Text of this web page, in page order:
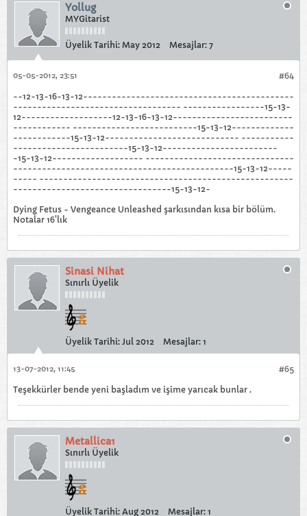
Yollug
MYGitarist
Üyelik Tarihi: May 2012 Mesajlar: 7
#64
05-05-2012, 23:51
--12-13-16-13-12--------------------------------------------
----------------------------------- -----------------15-13-
12-------------------12-13-16-13-12-------------------------
------------ --------------------------15-13-12-------------
------------15-13-12---------------------------- -----------
------------------------15-13-12------------------------
-15-13-12------------------- -------------------------------
----------------------------------------------15-13-12-----
----- -----------------------------------------------------
---------------------------------15-13-12-
Dying Fetus - Vengeance Unleashed şarkısından kısa bir bölüm.
Notalar 16'lık
Sinasi Nihat
Sınırlı Üyelik
Üyelik Tarihi: Jul 2012 Mesajlar: 1
#65
13-07-2012, 11:45
Teşekkürler bende yeni başladım ve işime yarıcak bunlar .
Metallica1
Sınırlı Üyelik
Üyelik Tarihi: Aug 2012 Mesajlar: 1